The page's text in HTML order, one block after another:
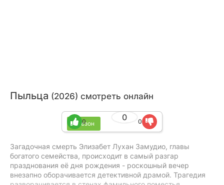
Пыльца (2026) смотреть онлайн
1 сезон
0
0 0
Загадочная смерть Элизабет Лухан Замудио, главы
богатого семейства, происходит в самый разгар
празднования её дня рождения - роскошный вечер
внезапно оборачивается детективной драмой. Трагедия